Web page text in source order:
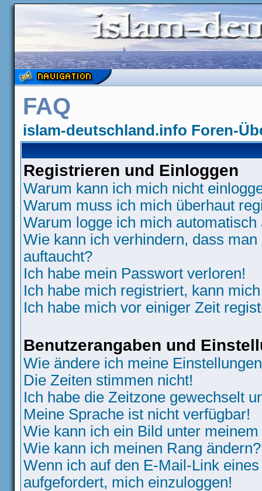
FAQ
islam-deutschland.info Foren-
Registrieren und Einloggen
Warum kann ich mich nicht
Warum muss ich mich überhaut
Warum logge ich mich automatisch
Wie kann ich verhindern, dass
auftaucht?
Ich habe mein Passwort verloren!
Ich habe mich registriert, kann
Ich habe mich vor einiger Zeit
Benutzerangaben und
Wie ändere ich meine
Die Zeiten stimmen nicht!
Ich habe die Zeitzone gewechselt
Meine Sprache ist nicht verfügbar!
Wie kann ich ein Bild unter
Wie kann ich meinen Rang ändern?
Wenn ich auf den E-Mail-Link
aufgefordert, mich einzuloggen!